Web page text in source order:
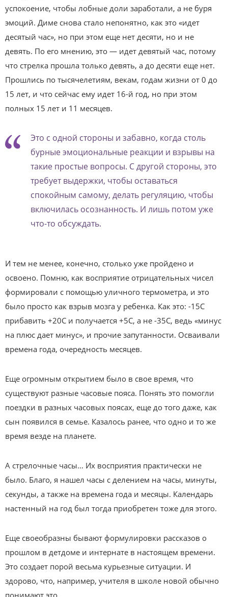
успокоение, чтобы лобные доли заработали, а не буря
эмоций. Диме снова стало непонятно, как это «идет
десятый час», но при этом еще нет десяти, но и не
девять. По его мнению, это — идет девятый час, потому
что стрелка прошла только девять, а до десяти еще нет.
Прошлись по тысячелетиям, векам, годам жизни от 0 до
15 лет, и что сейчас ему идет 16-й год, но при этом
полных 15 лет и 11 месяцев.
Это с одной стороны и забавно, когда столь
бурные эмоциональные реакции и взрывы на
такие простые вопросы. С другой стороны, это
требует выдержки, чтобы оставаться
спокойным самому, делать регуляцию, чтобы
включилась осознанность. И лишь потом уже
что-то обсуждать.
И тем не менее, конечно, столько уже пройдено и
освоено. Помню, как восприятие отрицательных чисел
формировали с помощью уличного термометра, и это
было просто как взрыв мозга у ребенка. Как это: -15С
прибавить +20С и получается +5С, а не -35С, ведь «минус
на плюс дает минус», и прочие запутанности. Осваивали
времена года, очередность месяцев.
Еще огромным открытием было в свое время, что
существуют разные часовые пояса. Понять это помогли
поездки в разных часовых поясах, еще до того даже, как
сын появился в семье. Казалось ранее, что одно и то же
время везде на планете.
А стрелочные часы… Их восприятия практически не
было. Благо, я нашел часы с делением на часы, минуты,
секунды, а также на времена года и месяцы. Календарь
настенный на год был тогда приобретен тоже для этого.
Еще своеобразны бывают формулировки рассказов о
прошлом в детдоме и интернате в настоящем времени.
Это создает порой весьма курьезные ситуации. И
здорово, что, например, учителя в школе новой обычно